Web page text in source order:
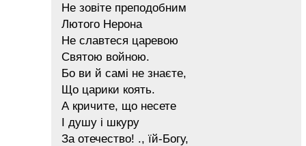
Не зовіте преподобним
Лютого Нерона
Не славтеся царевою
Святою войною.
Бо ви й самі не знаєте,
Що царики коять.
А кричите, що несете
І душу і шкуру
За отечество! ., їй-Богу,